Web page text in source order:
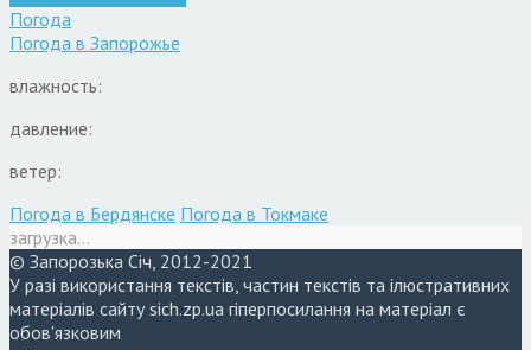
Погода
Погода в Запорожье
влажность:
давление:
ветер:
Погода в Бердянске Погода в Токмаке
загрузка...
© Запорозька Січ, 2012-2021
У разі використання текстів, частин текстів та ілюстративних
матеріалів сайту sich.zp.ua гіперпосилання на матеріал є
обов'язковим